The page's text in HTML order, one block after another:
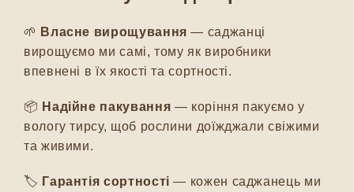
🌱 Власне вирощування — саджанці
вирощуємо ми самі, тому як виробники
впевнені в їх якості та сортності.
📦 Надійне пакування — коріння пакуємо у
вологу тирсу, щоб рослини доїжджали свіжими
та живими.
🏷️ Гарантія сортності — кожен саджанець ми